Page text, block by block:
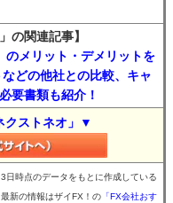
の関連記事】
のメリット・デメリットを
どの他社との比較、キャ
要書類も紹介！
クストネオ」▼
時点のデータをもとに作成している
新の情報はザイFX！の 「FX会社おす